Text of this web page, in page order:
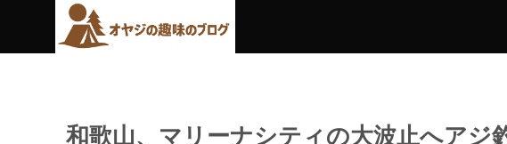
和歌山、マリーナシティの大波止へアジ